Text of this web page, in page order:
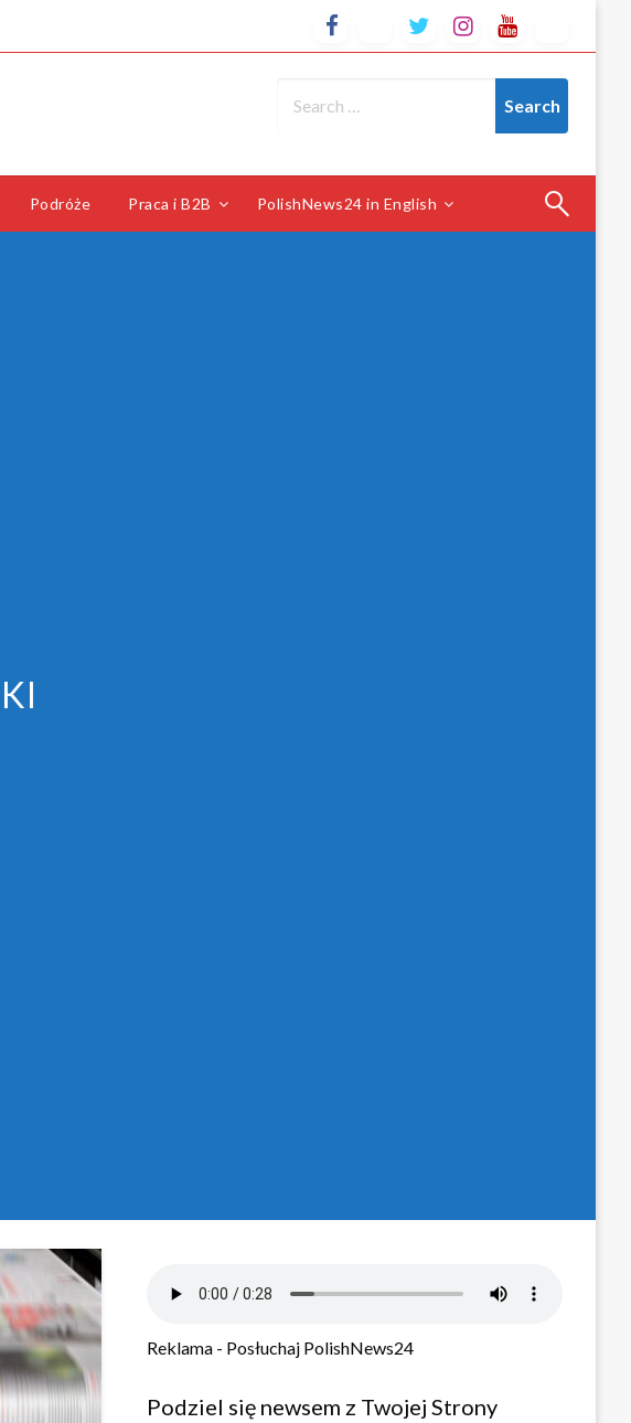
Podróże Praca i B2B PolishNews24 in English
Reklama - Posłuchaj PolishNews24
Podziel się newsem z Twojej Strony